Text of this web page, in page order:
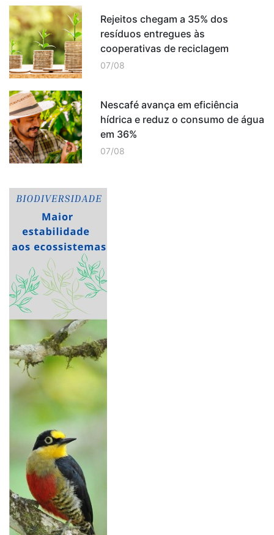
Rejeitos chegam a 35% dos
resíduos entregues às
cooperativas de reciclagem
07/08
Nescafé avança em eficiência
hídrica e reduz o consumo de água
em 36%
07/08